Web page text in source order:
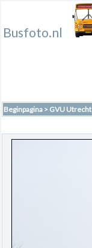
Busfoto.nl
Beginpagina > GVU Utrecht